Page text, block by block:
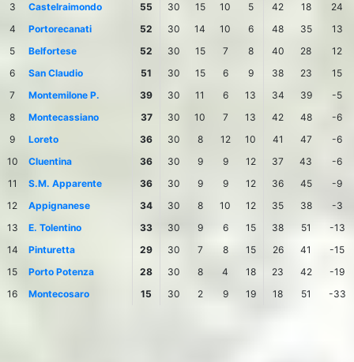
3
Castelraimondo 55 30 15 10 5 42 18
24
4
Portorecanati 52 30 14 10 6 48 35
13
5
Belfortese 52 30 15 7 8 40 28
12
6
San Claudio 51 30 15 6 9 38 23
15
7
Montemilone P. 39 30 11 6 13 34 39
-5
8
Montecassiano 37 30 10 7 13 42 48
-6
9
Loreto 36 30 8 12 10 41 47
-6
10
Cluentina 36 30 9 9 12 37 43
-6
11
S.M. Apparente 36 30 9 9 12 36 45
-9
12
Appignanese 34 30 8 10 12 35 38
-3
13
E. Tolentino 33 30 9 6 15 38 51
-13
14
Pinturetta 29 30 7 8 15 26 41
-15
15
Porto Potenza 28 30 8 4 18 23 42
-19
16
Montecosaro 15 30 2 9 19 18 51 -33